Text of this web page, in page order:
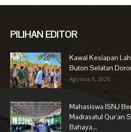
PILIHAN EDITOR
Kawal Kesiapan
Buton Selatan
Agustus 9, 2026
Mahasiswa ISNJ
Madrasatul Qur’an
Bahaya...